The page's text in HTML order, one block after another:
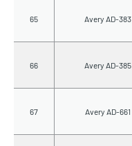
65 Avery AD-383
66 Avery AD-385
67 Avery AD-661